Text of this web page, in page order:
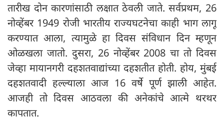
तारीख दोन कारणांसाठी लक्षात ठेवली जाते. सर्वप्रथम, 26
नोव्हेंबर 1949 रोजी भारतीय राज्यघटनेचा काही भाग लागू
करण्यात आला, त्यामुळे हा दिवस संविधान दिन म्हणून
ओळखला जातो. दुसरा, 26 नोव्हेंबर 2008 चा तो दिवस
जेव्हा मायानगरी दहशतवाद्यांच्या दहशतीत होती. होय, मुंबई
दहशतवादी हल्ल्याला आज 16 वर्षे पूर्ण झाली आहेत.
आजही तो दिवस आठवला की अनेकांचे आत्मे थरथर
कापतात.